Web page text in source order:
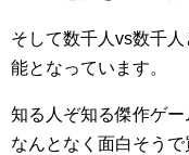
そして数千人vs数千
能となっています。
知る人ぞ知る傑作ゲー
なんとなく面白そう